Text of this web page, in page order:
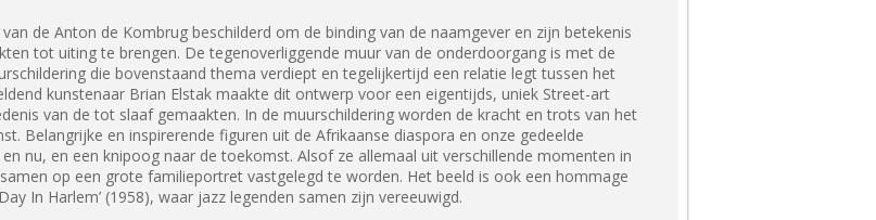
de Anton de Kombrug beschilderd om de binding van de naamgever en zijn betekenis
tot uiting te brengen. De tegenoverliggende muur van de onderdoorgang is met de
die bovenstaand thema verdiept en tegelijkertijd een relatie legt tussen het
kunstenaar Brian Elstak maakte dit ontwerp voor een eigentijds, uniek Street-art
van de tot slaaf gemaakten. In de muurschildering worden de kracht en trots van het
Belangrijke en inspirerende figuren uit de Afrikaanse diaspora en onze gedeelde
nu, en een knipoog naar de toekomst. Alsof ze allemaal uit verschillende momenten in
op een grote familieportret vastgelegd te worden. Het beeld is ook een hommage
In Harlem’ (1958), waar jazz legenden samen zijn vereeuwigd.